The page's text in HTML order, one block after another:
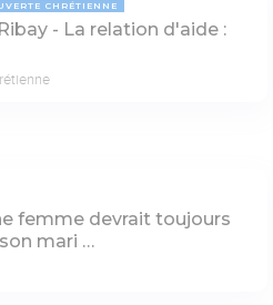
CHRÉTIENNE
- La relation d'aide :
femme devrait toujours
mari …